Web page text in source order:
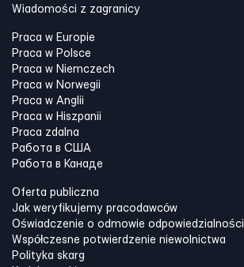
Wiadomości z zagranicy
Praca w Europie
Praca w Polsce
Praca w Niemczech
Praca w Norwegii
Praca w Anglii
Praca w Hiszpanii
Praca zdalna
Работа в США
Работа в Канадe
Oferta publiczna
Jak weryfikujemy pracodawców
Oświadczenie o odmowie odpowiedzialności
Współczesne potwierdzenie niewolnictwa
Polityka skarg